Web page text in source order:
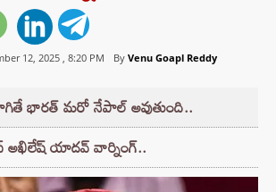
12, 2025 , 8:20 PM By Venu Goapl Reddy
భారత్ మరో నేపాల్ అవుతుంది..
యాదవ్ వార్నింగ్..